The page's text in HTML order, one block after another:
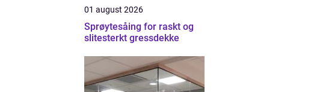
01 august 2026
Sprøytesåing for raskt og
slitesterkt gressdekke